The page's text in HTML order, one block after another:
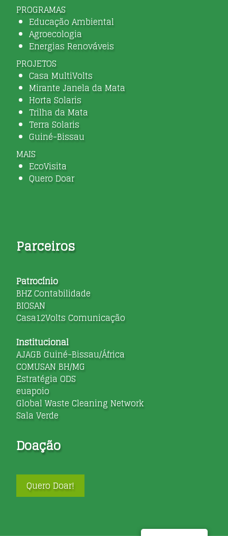
PROGRAMAS
Educação Ambiental
Agroecologia
Energias Renováveis
PROJETOS
Casa MultiVolts
Mirante Janela da Mata
Horta Solaris
Trilha da Mata
Terra Solaris
Guiné-Bissau
MAIS
EcoVisita
Quero Doar
Parceiros
Patrocínio
BHZ Contabilidade
BIOSAN
Casa12Volts Comunicação
Institucional
AJAGB Guiné-Bissau/África
COMUSAN BH/MG
Estratégia ODS
euapoio
Global Waste Cleaning Network
Sala Verde
Doação
Quero Doar!